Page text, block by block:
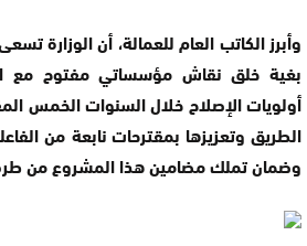
وأبرز الكاتب العام للعمالة، أن الوزارة
بغية خلق نقاش مؤسساتي مفتوح مع
أولويات الإصلاح خلال السنوات الخمس
الطريق وتعزيزها بمقترحات نابعة من
وضمان تملك مضامين هذا المشروع من